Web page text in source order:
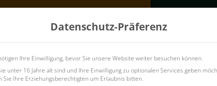
Konfigurator
Datenschutz-Präferenz
Ihre Einwilligung, bevor Sie unsere Website weiter besuchen können.
unter 16 Jahre alt sind und Ihre Einwilligung zu optionalen Services geben
Sie Ihre Erziehungsberechtigten um Erlaubnis bitten.